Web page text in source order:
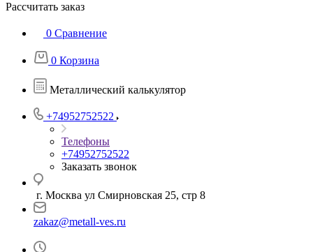
Рассчитать заказ
0 Сравнение
0 Корзина
Металлический калькулятор
+74952752522
Телефоны
+74952752522
Заказать звонок
г. Москва ул Смирновская 25, стр 8
zakaz@metall-ves.ru